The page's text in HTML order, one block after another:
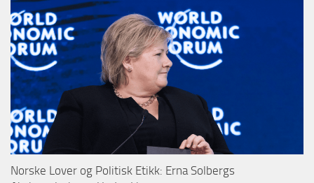
Norske Lover og Politisk Etikk: Erna Solbergs